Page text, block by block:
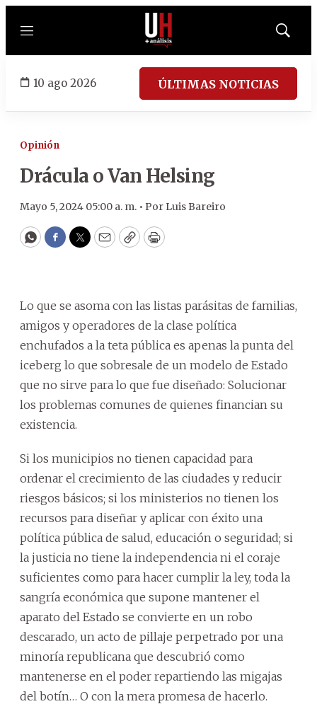
Menú
Mostrar
10 ago 2026 ÚLTIMAS NOTICIAS
Opinión
Drácula o Van Helsing
Mayo 5, 2024 05:00 a. m. • Por Luis Bareiro
WhatsApp
Facebook
Twitter
EmailCopyPrint
Lo que se asoma con las listas parásitas de familias,
amigos y operadores de la clase política
enchufados a la teta pública es apenas la punta del
iceberg lo que sobresale de un modelo de Estado
que no sirve para lo que fue diseñado: Solucionar
los problemas comunes de quienes financian su
existencia.
Si los municipios no tienen capacidad para
ordenar el crecimiento de las ciudades y reducir
riesgos básicos; si los ministerios no tienen los
recursos para diseñar y aplicar con éxito una
política pública de salud, educación o seguridad; si
la justicia no tiene la independencia ni el coraje
suficientes como para hacer cumplir la ley, toda la
sangría económica que supone mantener el
aparato del Estado se convierte en un robo
descarado, un acto de pillaje perpetrado por una
minoría republicana que descubrió como
mantenerse en el poder repartiendo las migajas
del botín… O con la mera promesa de hacerlo.